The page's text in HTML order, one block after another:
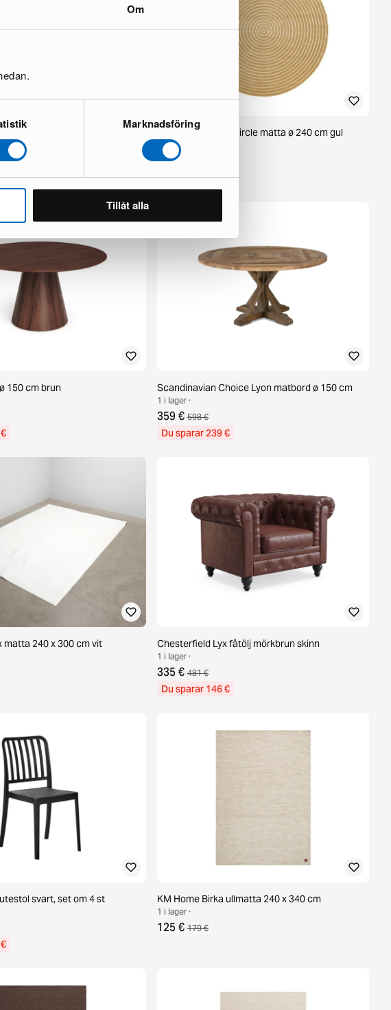
Om
Marknadsföring
Tillåt alla
KM Home Hawaii Circle matta ø 240 cm gul
1 i lager ·
85 €
150 cm brun Scandinavian Choice Lyon matbord ø 150 cm
1 i lager ·
359 € 598 €
Du sparar 239 €
matta 240 x 300 cm vit Chesterfield Lyx fåtölj mörkbrun skinn
1 i lager ·
335 € 481 €
Du sparar 146 €
svart, set om 4 st KM Home Birka ullmatta 240 x 340 cm
1 i lager ·
125 € 179 €